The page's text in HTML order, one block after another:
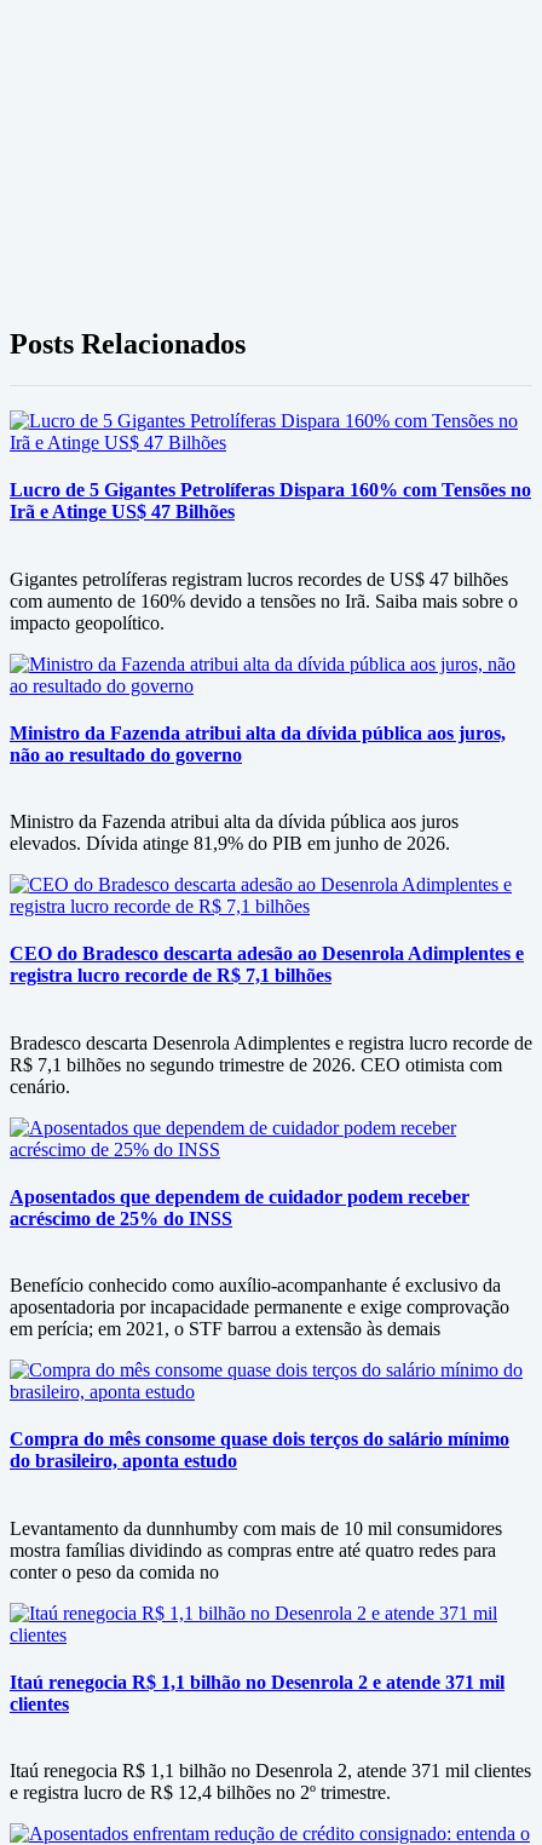
Posts Relacionados
Lucro de 5 Gigantes Petrolíferas Dispara 160% com Tensões no
Irã e Atinge US$ 47 Bilhões
Gigantes petrolíferas registram lucros recordes de US$ 47 bilhões
com aumento de 160% devido a tensões no Irã. Saiba mais sobre o
impacto geopolítico.
Ministro da Fazenda atribui alta da dívida pública aos juros,
não ao resultado do governo
Ministro da Fazenda atribui alta da dívida pública aos juros
elevados. Dívida atinge 81,9% do PIB em junho de 2026.
CEO do Bradesco descarta adesão ao Desenrola Adimplentes e
registra lucro recorde de R$ 7,1 bilhões
Bradesco descarta Desenrola Adimplentes e registra lucro recorde de
R$ 7,1 bilhões no segundo trimestre de 2026. CEO otimista com
cenário.
Aposentados que dependem de cuidador podem receber
acréscimo de 25% do INSS
Benefício conhecido como auxílio-acompanhante é exclusivo da
aposentadoria por incapacidade permanente e exige comprovação
em perícia; em 2021, o STF barrou a extensão às demais
Compra do mês consome quase dois terços do salário mínimo
do brasileiro, aponta estudo
Levantamento da dunnhumby com mais de 10 mil consumidores
mostra famílias dividindo as compras entre até quatro redes para
conter o peso da comida no
Itaú renegocia R$ 1,1 bilhão no Desenrola 2 e atende 371 mil
clientes
Itaú renegocia R$ 1,1 bilhão no Desenrola 2, atende 371 mil clientes
e registra lucro de R$ 12,4 bilhões no 2º trimestre.